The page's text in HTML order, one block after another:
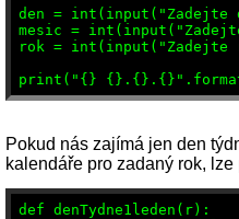
den = int(input("Zadejte
mesic =
rok = int(input("Zadejte
Pokud nás zajímá jen den
kalendáře pro zadaný rok,
def denTydne1leden(r):